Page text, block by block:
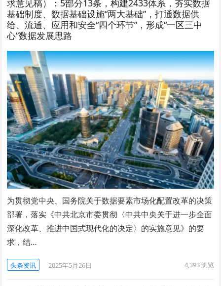
求意见稿）：5部分13条，构建2433体系，夯实数据
基础制度、数据基础设施“两大基础”，打通数据供
给、流通、应用和安全“四个环节”，形成“一区三中
心”数据发展思路
为贯彻党中央、国务院关于数据要素市场化配置改革的决策
部署，落实《中共北京市委贯彻〈中共中央关于进一步全面
深化改革、推进中国式现代化的决定〉的实施意见》的要
求，结…
头条资讯 2025年5月26日 4,393浏览